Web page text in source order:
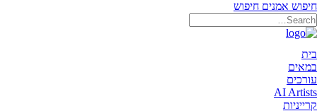
חיפוש אמנים חיפוש
בית
במאים
עורכים
AI Artists
קרייניות